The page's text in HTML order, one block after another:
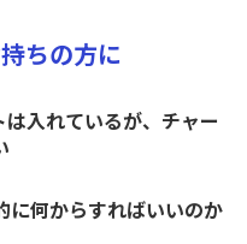
ちの方に
入れているが、チャー
に何からすればいいのか